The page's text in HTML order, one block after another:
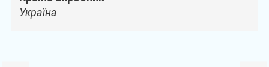
Україна